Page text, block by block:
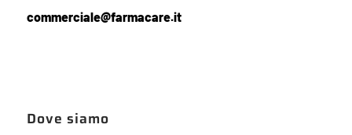
commerciale@farmacare.it
Dove siamo